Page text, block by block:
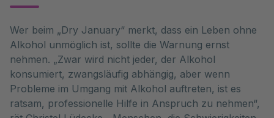
Wer beim „Dry January“ merkt, dass ein Leben ohne
Alkohol unmöglich ist, sollte die Warnung ernst
nehmen. „Zwar wird nicht jeder, der Alkohol
konsumiert, zwangsläufig abhängig, aber wenn
Probleme im Umgang mit Alkohol auftreten, ist es
ratsam, professionelle Hilfe in Anspruch zu nehmen“,